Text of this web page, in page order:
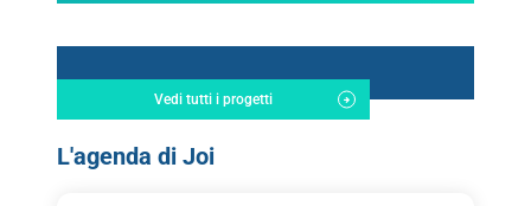
Vedi tutti i progetti
L'agenda di Joi